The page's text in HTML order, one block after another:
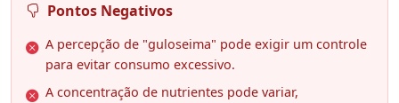
Pontos Negativos
A percepção de "guloseima" pode exigir um controle
para evitar consumo excessivo.
A concentração de nutrientes pode variar,